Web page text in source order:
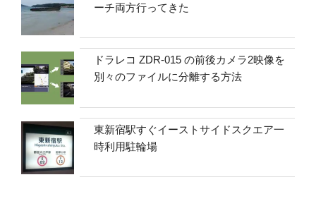
ーチ両方行ってきた
ドラレコ ZDR-015 の前後カメラ2映像を
別々のファイルに分離する方法
東新宿駅すぐイーストサイドスクエア一
時利用駐輪場